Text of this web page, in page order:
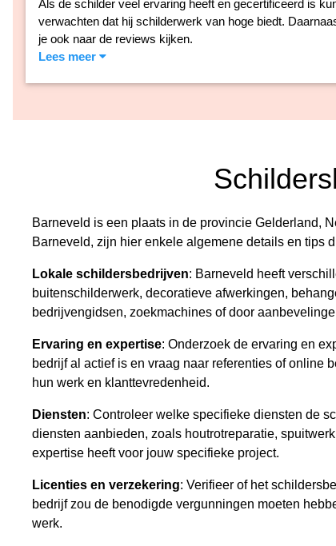
Als de schilder veel ervaring heeft en gecertificeerd is
verwachten dat hij schilderwerk van hoge biedt.
je ook naar de reviews kijken.
Lees meer
Barneveld is een plaats in de provincie Gelderland,
Barneveld, zijn hier enkele algemene details en tips
Lokale schildersbedrijven: Barneveld heeft
buitenschilderwerk, decoratieve afwerkingen,
bedrijvengidsen, zoekmachines of door
Ervaring en expertise: Onderzoek de ervaring en
bedrijf al actief is en vraag naar referenties of online
hun werk en klanttevredenheid.
Diensten: Controleer welke specifieke diensten de
diensten aanbieden, zoals houtrotreparatie,
expertise heeft voor jouw specifieke project.
Licenties en verzekering: Verifieer of het
bedrijf zou de benodigde vergunningen moeten
werk.